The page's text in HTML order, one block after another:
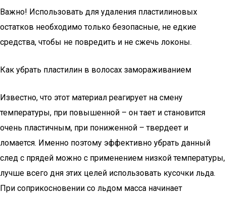
Важно! Использовать для удаления пластилиновых
остатков необходимо только безопасные, не едкие
средства, чтобы не повредить и не сжечь локоны.
Как убрать пластилин в волосах замораживанием
Известно, что этот материал реагирует на смену
температуры, при повышенной – он тает и становится
очень пластичным, при пониженной – твердеет и
ломается. Именно поэтому эффективно убрать данный
след с прядей можно с применением низкой температуры,
лучше всего дня этих целей использовать кусочки льда.
При соприкосновении со льдом масса начинает